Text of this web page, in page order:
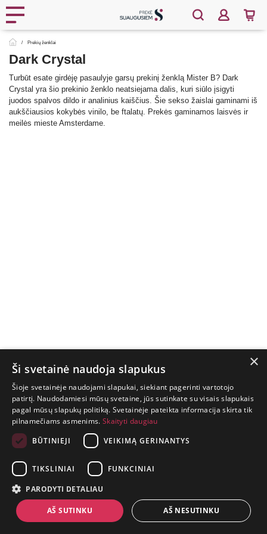
Prekių ženklai
Dark Crystal
Turbūt esate girdėję pasaulyje garsų prekinį ženklą Mister B? Dark
Crystal yra šio prekinio ženklo neatsiejama dalis, kuri siūlo įsigyti
juodos spalvos dildo ir analinius kaiščius. Šie sekso žaislai gaminami iš
aukščiausios kokybės vinilo, be ftalatų. Prekės gaminamos laisvės ir
meilės mieste Amsterdame.
GYVENIMAS
TRUMPAS.
PATIRK
NUOTYKĮ.
+370 650 88860
P. Lukšio g. 2, Vilnius ("Sigma" teritorija)
×
Ši svetainė naudoja slapukus
Šioje svetainėje naudojami slapukai, siekiant pagerinti vartotojo
patirtį. Naudodamiesi mūsų svetaine, jūs sutinkate su visais slapukais
pagal mūsų slapukų politiką. Svetainėje pateikta informacija skirta tik
pilnamečiams asmenims. Skaityti daugiau
BŪTINIEJI
VEIKIMĄ GERINANTYS
TIKSLINIAI FUNKCINIAI
PARODYTI DETALIAU
AŠ SUTINKU AŠ NESUTINKU